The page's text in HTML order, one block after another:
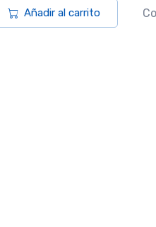
Añadir al carrito